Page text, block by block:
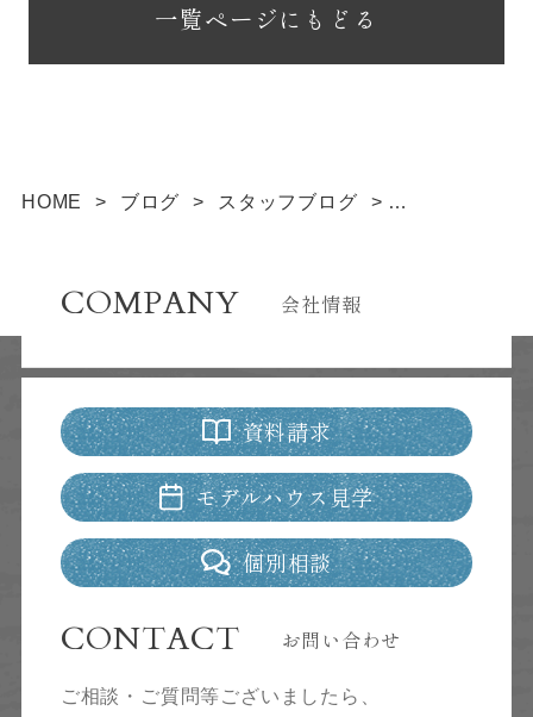
一覧ページにもどる
HOME > ブログ > スタッフブログ
>
COMPANY 会社情報
資料請求
モデルハウス見学
個別相談
CONTACT お問い合わせ
ご相談・ご質問等ございましたら、